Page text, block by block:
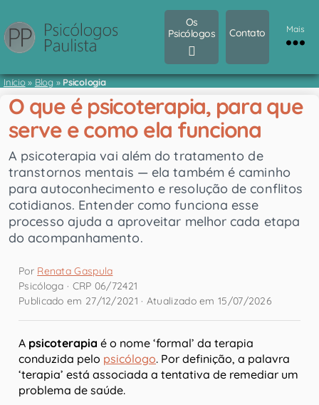
Os
Psicólogos
Contato Mais
Início»Blog»Psicologia
O que é psicoterapia, para que
serve e como ela funciona
A psicoterapia vai além do tratamento de
transtornos mentais — ela também é caminho
para autoconhecimento e resolução de conflitos
cotidianos. Entender como funciona esse
processo ajuda a aproveitar melhor cada etapa
do acompanhamento.
Por Renata Gaspula
Psicóloga · CRP 06/72421
Publicado em 27/12/2021 · Atualizado em 15/07/2026
A psicoterapia é o nome ‘formal’ da terapia
conduzida pelo psicólogo. Por definição, a palavra
‘terapia’ está associada a tentativa de remediar um
problema de saúde.